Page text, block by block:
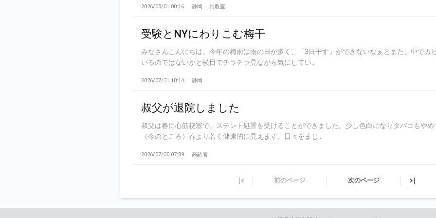
2026/08/01 00:16 静岡 お教室
受験とNYにわりこむ梅干
みなさんこんにちは。今年の梅雨は雨の日が多く、「3日干す」ができないなぁとまた、中でカ
いるのではないかと横目でチラチラ見ながら気にしてい...
2026/07/31 10:14 静岡
叔父が退院しました
叔父は春に心筋梗塞で、ステント処置を受けることができました。少し色白になりタバコもやめ
（今のところ）春より若く健康的に見えます。日々をまじ...
2026/07/30 07:09 高齢者
| 前のページ 次のページ |